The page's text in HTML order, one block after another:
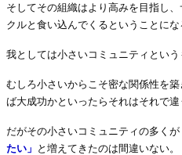
そしてその組織はより高みを目指し
クルと食い込んでくるということにな
我としては小さいコミュニティという
むしろ小さいからこそ密な関係性を
ば大成功かといったらそれはそれで違
だがその小さいコミュニティの多くが
たい」 と増えてきたのは間違いない。